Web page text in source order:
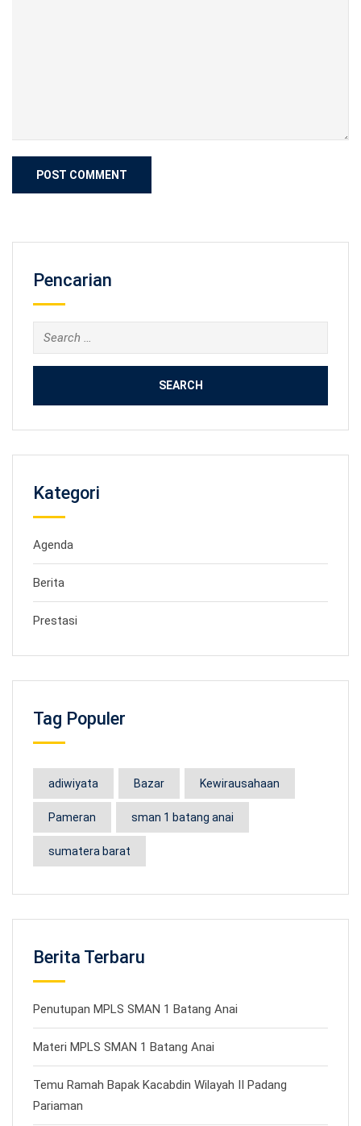
Pencarian
Search
for:
Kategori
Agenda
Berita
Prestasi
Tag Populer
adiwiyata Bazar Kewirausahaan
Pameran sman 1 batang anai
sumatera barat
Berita Terbaru
Penutupan MPLS SMAN 1 Batang Anai
Materi MPLS SMAN 1 Batang Anai
Temu Ramah Bapak Kacabdin Wilayah II Padang
Pariaman